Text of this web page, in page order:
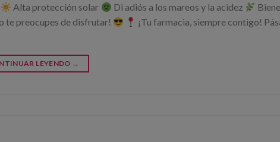
Alta protección solar Di adiós a los mareos y la acidez
te preocupes de disfrutar!
¡Tu farmacia, siempre contigo!
LEYENDO →